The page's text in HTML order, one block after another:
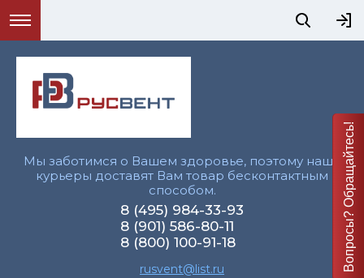
Мы заботимся о Вашем здоровье, поэтому наши
курьеры доставят Вам товар бесконтактным
способом.
8 (495) 984-33-93
8 (901) 586-80-11
8 (800) 100-91-18
rusvent@list.ru Вопросы? Обращайтесь!